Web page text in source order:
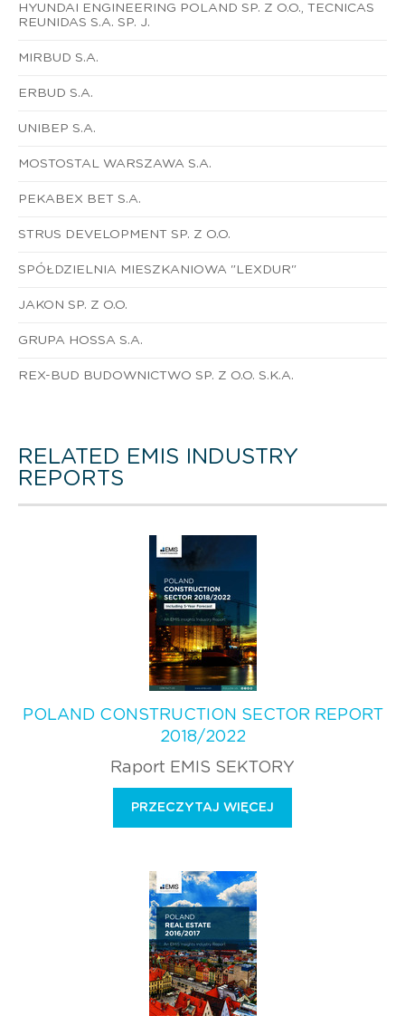
HYUNDAI ENGINEERING POLAND SP. Z O.O., TECNICAS
REUNIDAS S.A. SP. J.
MIRBUD S.A.
ERBUD S.A.
UNIBEP S.A.
MOSTOSTAL WARSZAWA S.A.
PEKABEX BET S.A.
STRUS DEVELOPMENT SP. Z O.O.
SPÓŁDZIELNIA MIESZKANIOWA "LEXDUR"
JAKON SP. Z O.O.
GRUPA HOSSA S.A.
REX-BUD BUDOWNICTWO SP. Z O.O. S.K.A.
RELATED EMIS INDUSTRY
REPORTS
POLAND CONSTRUCTION SECTOR REPORT
2018/2022
Raport EMIS SEKTORY
PRZECZYTAJ WIĘCEJ